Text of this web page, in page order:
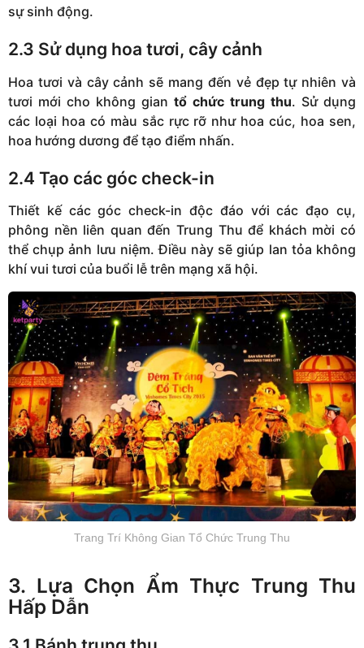
sự sinh động.
2.3 Sử dụng hoa tươi, cây cảnh
Hoa tươi và cây cảnh sẽ mang đến vẻ đẹp tự nhiên và
tươi mới cho không gian tổ chức trung thu. Sử dụng
các loại hoa có màu sắc rực rỡ như hoa cúc, hoa sen,
hoa hướng dương để tạo điểm nhấn.
2.4 Tạo các góc check-in
Thiết kế các góc check-in độc đáo với các đạo cụ,
phông nền liên quan đến Trung Thu để khách mời có
thể chụp ảnh lưu niệm. Điều này sẽ giúp lan tỏa không
khí vui tươi của buổi lễ trên mạng xã hội.
Trang Trí Không Gian Tổ Chức Trung Thu
3. Lựa Chọn Ẩm Thực Trung Thu
Hấp Dẫn